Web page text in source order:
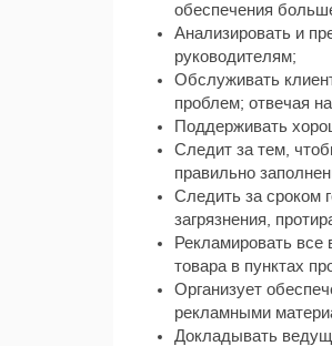
обеспечения
Анализировать и
руководителям;
Обслуживать
проблем; отвечая
Поддерживать
Следит за тем,
правильно
Следить за сроком
загрязнения,
Рекламировать
товара в пунктах
Организует
рекламными
Докладывать